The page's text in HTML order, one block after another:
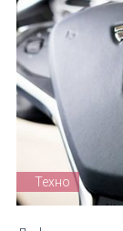
Техно